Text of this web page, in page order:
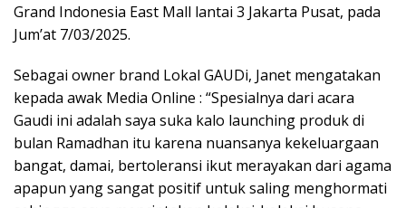
Grand Indonesia East Mall lantai 3 Jakarta Pusat, pada
Jum’at 7/03/2025.
Sebagai owner brand Lokal GAUDi, Janet mengatakan
kepada awak Media Online : “Spesialnya dari acara
Gaudi ini adalah saya suka kalo launching produk di
bulan Ramadhan itu karena nuansanya kekeluargaan
bangat, damai, bertoleransi ikut merayakan dari agama
apapun yang sangat positif untuk saling menghormati